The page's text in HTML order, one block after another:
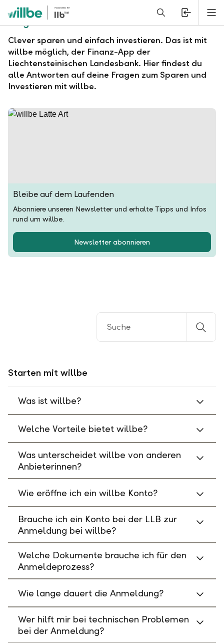
Alerts.Headline
Fragen und Antworten zu willbe
Clever sparen und einfach investieren. Das ist mit
willbe möglich, der Finanz-App der
Liechtensteinischen Landesbank. Hier findest du
alle Antworten auf deine Fragen zum Sparen und
Investieren mit willbe.
Bleibe auf dem Laufenden
Abonniere unseren Newsletter und erhalte Tipps und Infos
rund um willbe.
Newsletter abonnieren
Starten mit willbe
Was ist willbe?
Welche Vorteile bietet willbe?
Was unterscheidet willbe von anderen
Anbieterinnen?
Wie eröffne ich ein willbe Konto?
Brauche ich ein Konto bei der LLB zur
Anmeldung bei willbe?
Welche Dokumente brauche ich für den
Anmeldeprozess?
Wie lange dauert die Anmeldung?
Wer hilft mir bei technischen Problemen
bei der Anmeldung?